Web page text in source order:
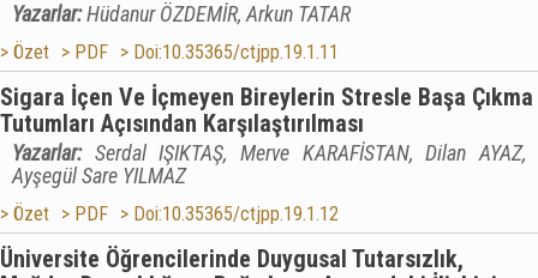
Yazarlar:Hüdanur ÖZDEMİR, Arkun TATAR
> Özet > PDF > Doi:10.35365/ctjpp.19.1.11
Sigara İçen Ve İçmeyen Bireylerin Stresle Başa Çıkma
Tutumları Açısından Karşılaştırılması
Yazarlar: Serdal IŞIKTAŞ, Merve KARAFİSTAN, Dilan AYAZ,
Ayşegül Sare YILMAZ
> Özet > PDF > Doi:10.35365/ctjpp.19.1.12
Üniversite Öğrencilerinde Duygusal Tutarsızlık,